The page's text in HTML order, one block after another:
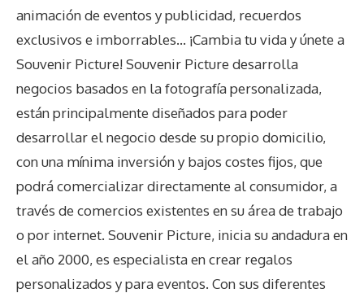
animación de eventos y publicidad, recuerdos
exclusivos e imborrables… ¡Cambia tu vida y únete a
Souvenir Picture!Souvenir Picture desarrolla
negocios basados en la fotografía personalizada,
están principalmente diseñados para poder
desarrollar el negocio desde su propio domicilio,
con una mínima inversión y bajos costes fijos, que
podrá comercializar directamente al consumidor, a
través de comercios existentes en su área de trabajo
o por internet. Souvenir Picture, inicia su andadura en
el año 2000, es especialista en crear regalos
personalizados y para eventos. Con sus diferentes